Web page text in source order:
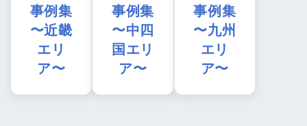
事例集
〜近畿
エリ
ア〜
事例集
〜中四
国エリ
ア〜
事例集
〜九州
エリ
ア〜